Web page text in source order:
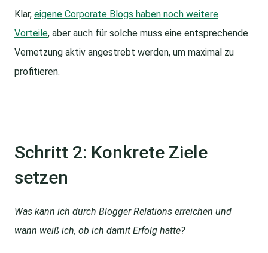
Klar, eigene Corporate Blogs haben noch weitere
Vorteile, aber auch für solche muss eine entsprechende
Vernetzung aktiv angestrebt werden, um maximal zu
profitieren.
Schritt 2: Konkrete Ziele
setzen
Was kann ich durch Blogger Relations erreichen und
wann weiß ich, ob ich damit Erfolg hatte?